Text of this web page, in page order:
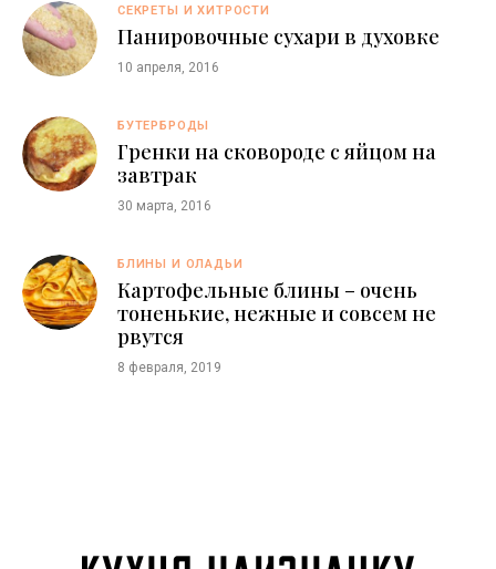
СЕКРЕТЫ И ХИТРОСТИ
Панировочные сухари в духовке
10 апреля, 2016
БУТЕРБРОДЫ
Гренки на сковороде с яйцом на
завтрак
30 марта, 2016
БЛИНЫ И ОЛАДЬИ
Картофельные блины – очень
тоненькие, нежные и совсем не
рвутся
8 февраля, 2019